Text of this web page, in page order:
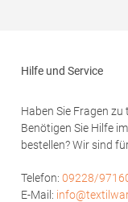
Hilfe und Service
Haben Sie Fragen
Benötigen Sie Hilfe
bestellen? Wir sind
Telefon: 09228/
E-Mail: